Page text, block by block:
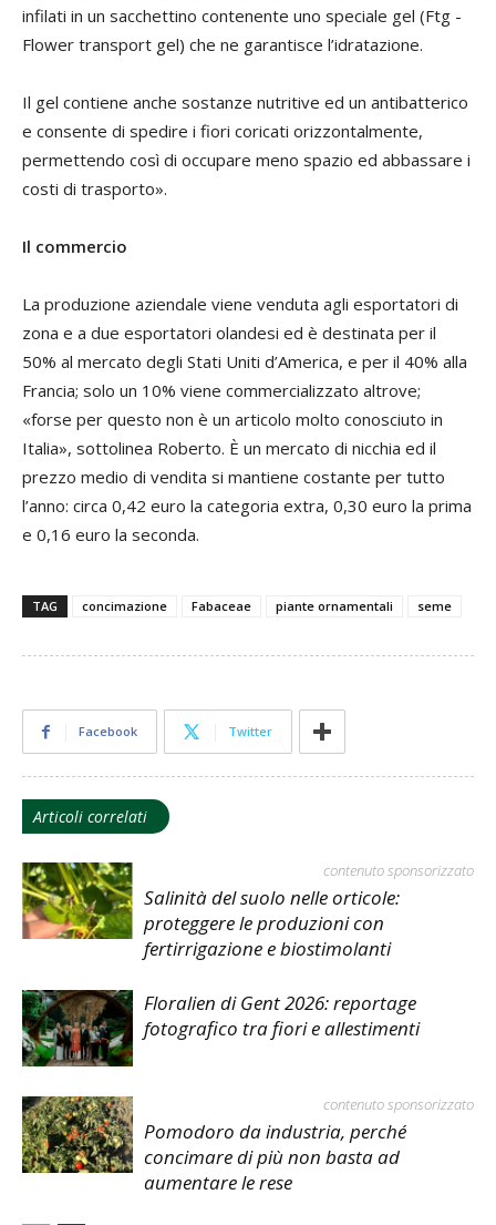
infilati in un sacchettino contenente uno speciale gel (Ftg -
Flower transport gel) che ne garantisce l’idratazione.
Il gel contiene anche sostanze nutritive ed un antibatterico
e consente di spedire i fiori coricati orizzontalmente,
permettendo così di occupare meno spazio ed abbassare i
costi di trasporto».
Il commercio
La produzione aziendale viene venduta agli esportatori di
zona e a due esportatori olandesi ed è destinata per il
50% al mercato degli Stati Uniti d’America, e per il 40% alla
Francia; solo un 10% viene commercializzato altrove;
«forse per questo non è un articolo molto conosciuto in
Italia», sottolinea Roberto. È un mercato di nicchia ed il
prezzo medio di vendita si mantiene costante per tutto
l’anno: circa 0,42 euro la categoria extra, 0,30 euro la prima
e 0,16 euro la seconda.
TAG concimazione Fabaceae piante ornamentali seme
Facebook Twitter
Articoli correlati
contenuto sponsorizzato
Salinità del suolo nelle orticole:
proteggere le produzioni con
fertirrigazione e biostimolanti
Floralien di Gent 2026: reportage
fotografico tra fiori e allestimenti
contenuto sponsorizzato
Pomodoro da industria, perché
concimare di più non basta ad
aumentare le rese